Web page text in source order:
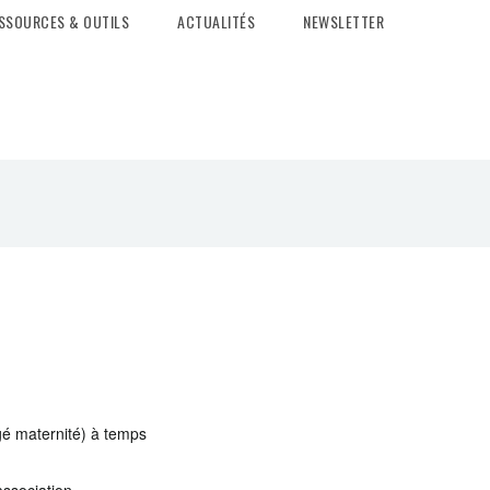
& OUTILS ACTUALITÉS NEWSLETTER
maternité) à temps